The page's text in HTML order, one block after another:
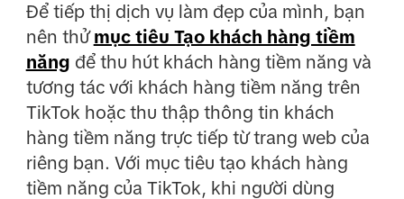
Để tiếp thị dịch vụ làm đẹp của mình, bạn
nên thửmục tiêu Tạo khách hàng tiềm
năng để thu hút khách hàng tiềm năng và
tương tác với khách hàng tiềm năng trên
TikTok hoặc thu thập thông tin khách
hàng tiềm năng trực tiếp từ trang web của
riêng bạn. Với mục tiêu tạo khách hàng
tiềm năng của TikTok, khi người dùng